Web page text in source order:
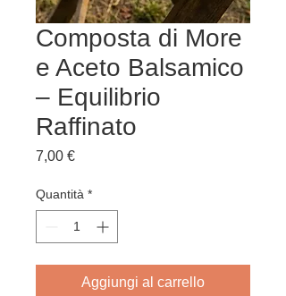
Composta di More
e Aceto Balsamico
– Equilibrio
Raffinato
7,00 €Prezzo
Quantità *
Aggiungi al carrello